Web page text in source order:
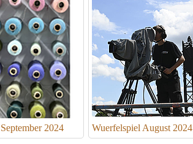
2024 Wuerfelspiel August 2024